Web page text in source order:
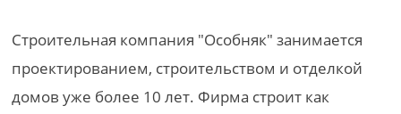
Строительная компания "Особняк" занимается
проектированием, строительством и отделкой
домов уже более 10 лет. Фирма строит как